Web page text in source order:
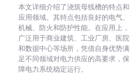
本文详细介绍了浇筑母线槽的特点和
应用领域。其特点包括良好的电气、
机械、防火和防护性能。在应用上，
广泛用于商业建筑、工业厂房、医院
和数据中心等场所，凭借自身优势满
足不同领域对电力供应的高要求，保
障电力系统稳定运行。